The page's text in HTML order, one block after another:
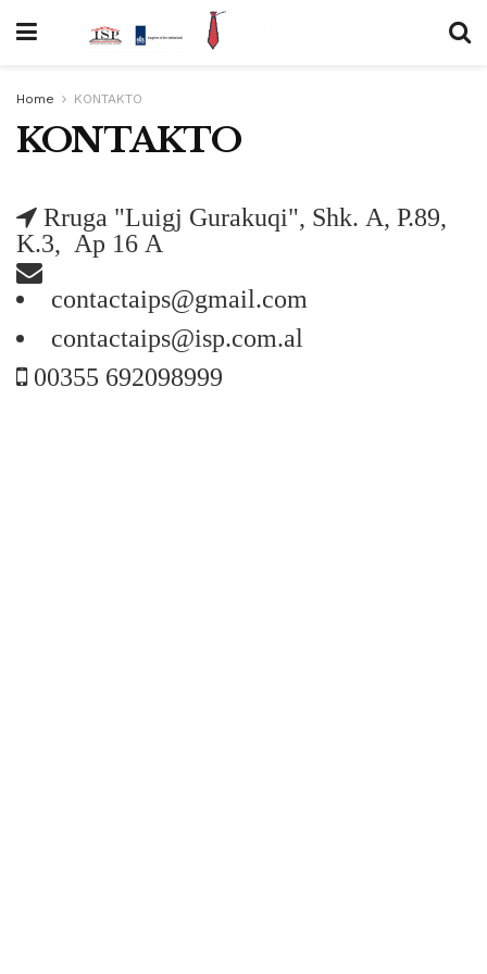
Home KONTAKTO
KONTAKTO
Rruga "Luigj Gurakuqi", Shk. A, P.89,
K.3, Ap 16 A
contactaips@gmail.com
contactaips@isp.com.al
00355 692098999